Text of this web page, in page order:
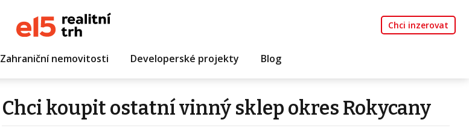
Chci inzerovat
Zahraniční nemovitosti Developerské projekty Blog
Chci koupit ostatní vinný sklep okres Rokycany